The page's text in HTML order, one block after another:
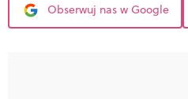
Obserwuj nas w Google